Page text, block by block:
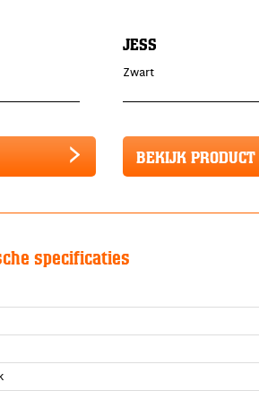
JESS
Zwart
BEKIJK PRODUCT
specificaties